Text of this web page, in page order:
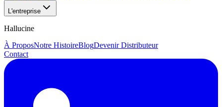
L'entreprise
Hallucine
À ProposNotre HistoireBlogDevenir Distributeur
Contact